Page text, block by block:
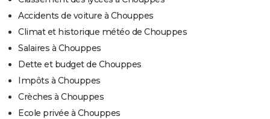
Accidents de voiture à Chouppes
Climat et historique météo de Chouppes
Salaires à Chouppes
Dette et budget de Chouppes
Impôts à Chouppes
Crèches à Chouppes
Ecole privée à Chouppes